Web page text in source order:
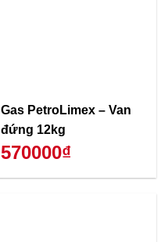
Gas PetroLimex – Van
đứng 12kg
570000₫